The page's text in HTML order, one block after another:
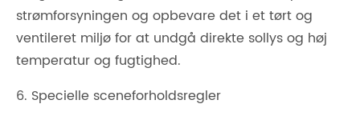
strømforsyningen og opbevare det i et tørt og
ventileret miljø for at undgå direkte sollys og høj
temperatur og fugtighed.
6. Specielle sceneforholdsregler